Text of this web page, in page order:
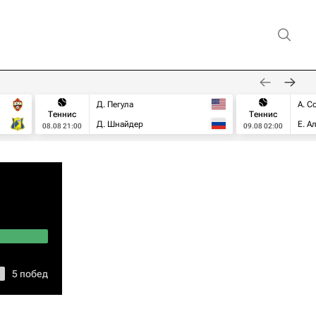
Теннис
08.08 21:00
Д. Пегула
Д. Шнайдер
Теннис
09.08 02:00
А.
Е.
5 побед